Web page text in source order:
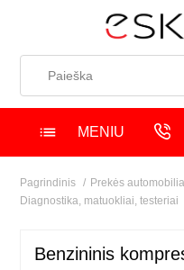
MENIU
Pagrindinis Prekės
Diagnostika, matuokliai, testeriai
Benzininis